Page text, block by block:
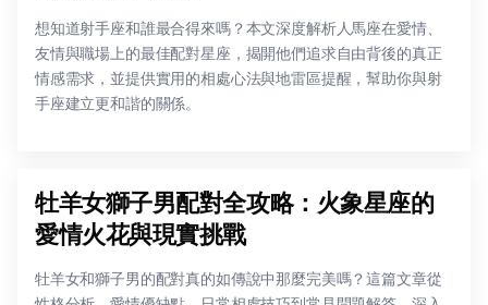
想知道射手座和誰最合得來嗎？本文深度解析人馬座在愛情、
友情與職場上的最佳配對星座，揭開他們追求自由背後的真正
情感需求，並提供實用的相處心法與地雷區提醒，幫助你與射
手座建立更和諧的關係。
牡羊女獅子男配對全攻略：火象星座的
愛情火花與現實挑戰
牡羊女和獅子男的配對真的如傳說中那麼完美嗎？這篇文章從